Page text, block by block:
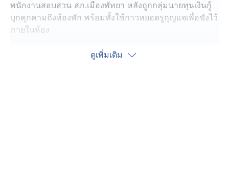
พนักงานสอบสวน สภ.เมืองพัทยา หลังถูกกลุ่มนายทุนเงินกู้
บุกคุกคามถึงห้องพัก พร้อมทั้งใช้กาวหยอดรูกุญแจเพื่อขังไว้
ภายในห้อง
เหตุเกิดภายในอาคารพาณิชย์สูง 4 ชั้น ในซอยกรมที่ดิน ซึ่ง
ดูเพิ่มเติม